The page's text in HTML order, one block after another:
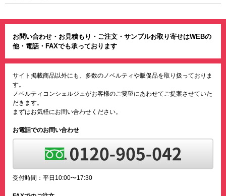
お問い合わせ・お見積もり・ご注文・サンプルお取り寄せはWEBの
他・電話・FAXでも承っております
サイト掲載商品以外にも、多数のノベルティや販促品を取り扱っておりま
す。
ノベルティコンシェルジュがお客様のご要望にあわせてご提案させていた
だきます。
まずはお気軽にお問い合わせください。
お電話でのお問い合わせ
受付時間：平日10:00〜17:30